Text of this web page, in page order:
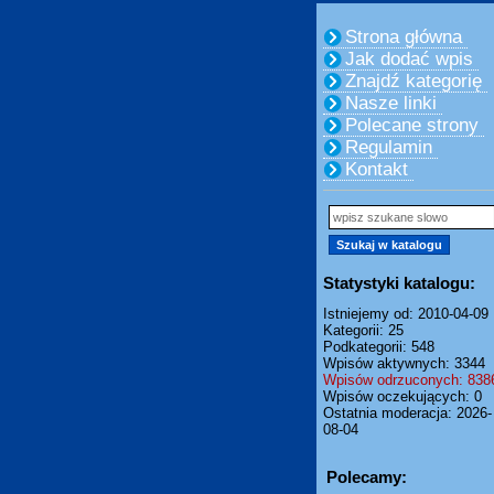
Strona główna
Jak dodać wpis
Znajdź kategorię
Nasze linki
Polecane strony
Regulamin
Kontakt
Statystyki katalogu:
Istniejemy od: 2010-04-09
Kategorii: 25
Podkategorii: 548
Wpisów aktywnych: 3344
Wpisów odrzuconych:
Wpisów oczekujących: 0
Ostatnia moderacja: 2026-
08-04
Polecamy: